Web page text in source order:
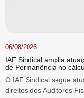
06/08/2026
IAF Sindical amplia
de Permanência no
O IAF Sindical segue
direitos dos Auditores